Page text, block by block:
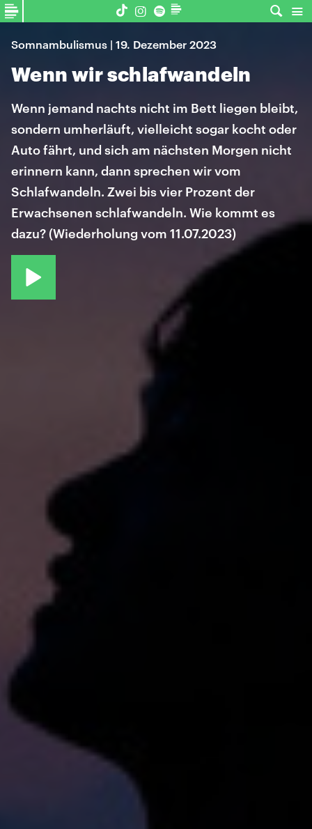
Somnambulismus | 19. Dezember 2023
Wenn wir schlafwandeln
Wenn jemand nachts nicht im Bett liegen bleibt,
sondern umherläuft, vielleicht sogar kocht oder
Auto fährt, und sich am nächsten Morgen nicht
erinnern kann, dann sprechen wir vom
Schlafwandeln. Zwei bis vier Prozent der
Erwachsenen schlafwandeln. Wie kommt es
dazu? (Wiederholung vom 11.07.2023)